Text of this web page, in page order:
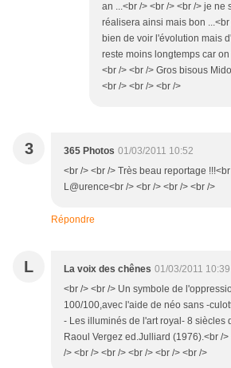
an ...<br /> <br /> <br /> je ne
réalisera ainsi mais bon ...<br
bien de voir l'évolution mais
reste moins longtemps car
<br /> <br /> Gros bisous
<br /> <br /> <br />
3 365 Photos 01/03/2011 10:52
<br /> <br /> Très beau reportage
L@urence<br /> <br /> <br /> <br />
Répondre
L La voix des chênes 01/03/2011 10:39
<br /> <br /> Un symbole de
100/100,avec l'aide de néo sans -
- Les illuminés de l'art royal- 8 siècles
Raoul Vergez ed.Julliard (1976).<br /
/> <br /> <br /> <br /> <br /> <br />